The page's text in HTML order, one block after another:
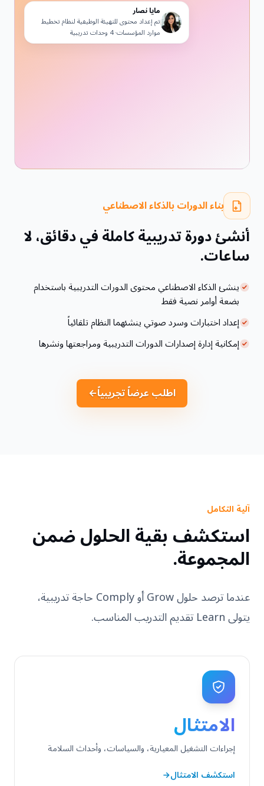
مايا نصار
تم إعداد محتوى للتهيئة الوظيفية لنظام تخطيط
موارد المؤسسات· 4 وحدات تدريبية
بناء الدورات بالذكاء الاصطناعي
أنشئ دورة تدريبية كاملة في دقائق، لا
ساعات.
ينشئ الذكاء الاصطناعي محتوى الدورات التدريبية باستخدام
بضعة أوامر نصية فقط
إعداد اختبارات وسرد صوتي ينشئهما النظام تلقائياً
إمكانية إدارة إصدارات الدورات التدريبية ومراجعتها ونشرها
اطلب عرضاً تجريبياً←
آلية التكامل
استكشف بقية الحلول ضمن
المجموعة.
عندما ترصد حلول Grow أو Comply حاجة تدريبية،
يتولى Learn تقديم التدريب المناسب.
الامتثال
إجراءات التشغيل المعيارية، والسياسات، وأحداث السلامة
استكشف الامتثال←